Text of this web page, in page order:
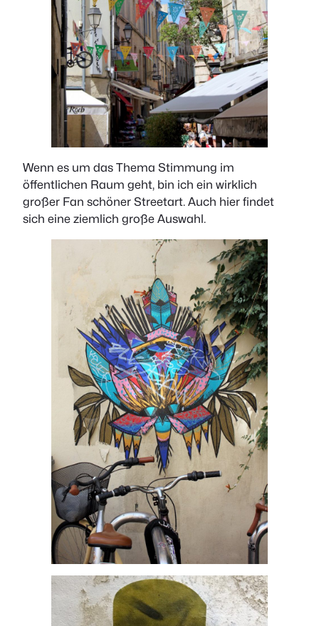
Wenn es um das Thema Stimmung im
öffentlichen Raum geht, bin ich ein wirklich
großer Fan schöner Streetart. Auch hier findet
sich eine ziemlich große Auswahl.